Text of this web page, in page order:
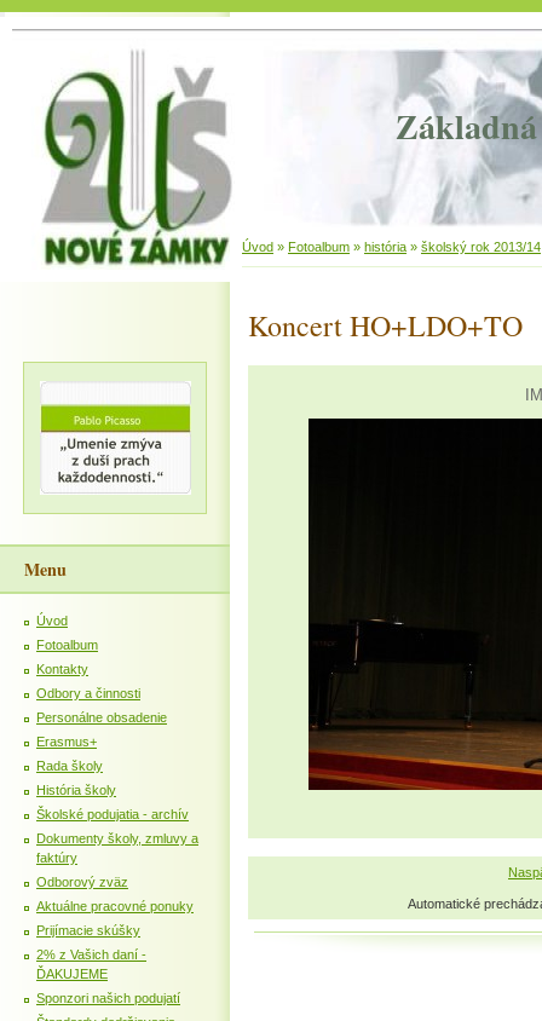
Základná
Úvod » Fotoalbum » história » školský rok 2013/14
Koncert HO+LDO+TO
Automatické
Menu
Úvod
Fotoalbum
Kontakty
Odbory a činnosti
Personálne obsadenie
Erasmus+
Rada školy
História školy
Školské podujatia - archív
Dokumenty školy, zmluvy a
faktúry
Odborový zväz
Aktuálne pracovné ponuky
Prijímacie skúšky
2% z Vašich daní -
ĎAKUJEME
Sponzori našich podujatí